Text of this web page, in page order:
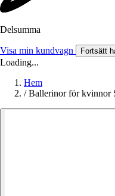
Delsumma
Visa min kundvagn Fortsätt
Loading...
Hem
/ Ballerinor för kvinnor